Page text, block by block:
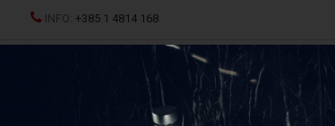
INFO: +385 1 4814 168